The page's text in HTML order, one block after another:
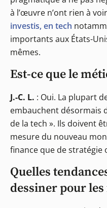
à l’œuvre n’ont rien à
investis, en tech
importants aux États-
mêmes.
Est-ce que le
J.-C. L. : Oui. La plupart
embauchent désormais
de la tech ». Ils doivent
mesure du nouveau
finance que de stratégie
Quelles
dessiner pour les